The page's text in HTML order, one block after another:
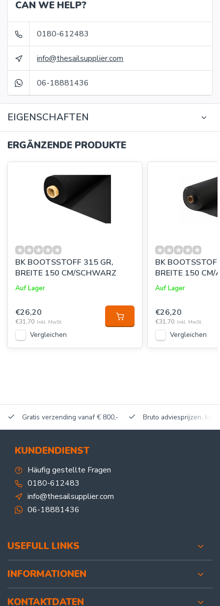
CAN WE HELP?
0180-612483
info@thesailsupplier.com
06-18881436
EIGENSCHAFTEN
ERGÄNZENDE PRODUKTE
BK BOOTSSTOFF 315 GR,
BREITE 150 CM/SCHWARZ
Auf Lager
€26,20
€31,70 Inkl. MwSt.
Vergleichen
BK
BREITE 150 CM/
Auf Lager
€26,20
€31,70 Inkl. MwSt.
Vergleichen
Gratis verzending vanaf € 800,- Bruto adviesprijzen,
KUNDENDIENST
Häufig gestellte Fragen
0180-612483
info@thesailsupplier.com
06-18881436
USEFULL LINKS
INFORMATIONEN
KONTAKTDATEN